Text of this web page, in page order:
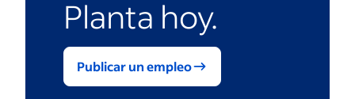
Planta hoy.
Publicar un empleo